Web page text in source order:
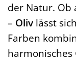
der Natur. Ob
– Oliv lässt
Farben
harmonisches